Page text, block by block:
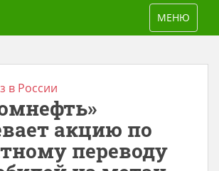
TOGGLE
МЕНЮ
в России
акцию по
переводу